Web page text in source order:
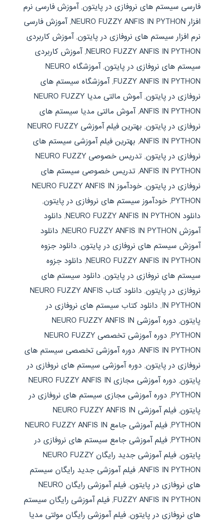
فارسی سیستم های نروفازی در پایتون,آموزش فارسی نرم
افزار NEURO FUZZY ANFIS IN PYTHON
,آموزش فارسی
نرم افزار سیستم های نروفازی در پایتون,آموزش کاربردی
NEURO FUZZY ANFIS IN PYTHON
,آموزش کاربردی
سیستم های نروفازی در پایتون,
آموزشگاه NEURO
FUZZY ANFIS IN PYTHON
,آموزشگاه سیستم های
نروفازی در پایتون,
آموش مالتی مدیا NEURO FUZZY
ANFIS IN PYTHON
,آموش مالتی مدیا سیستم های
نروفازی در پایتون,
بهترین فیلم آموزشی NEURO FUZZY
ANFIS IN PYTHON
, بهترین فیلم آموزشی سیستم های
نروفازی در پایتون,
تدریس خصوصی NEURO FUZZY
ANFIS IN PYTHON
, تدریس خصوصی سیستم های
نروفازی در پایتون,
خودآموز NEURO FUZZY ANFIS IN
PYTHON
, خودآموز سیستم های نروفازی در پایتون,
دانلود NEURO FUZZY ANFIS IN PYTHON
, دانلود
آموزش NEURO FUZZY ANFIS IN PYTHON
, دانلود
آموزش سیستم های نروفازی در پایتون, دانلود جزوه
NEURO FUZZY ANFIS IN PYTHON
, دانلود جزوه
سیستم های نروفازی در پایتون, دانلود سیستم های
نروفازی در پایتون,
دانلود کتاب NEURO FUZZY ANFIS
IN PYTHON
, دانلود کتاب سیستم های نروفازی در
پایتون,
دوره آموزشی NEURO FUZZY ANFIS IN
PYTHON
,
دوره آموزشی تخصصی NEURO FUZZY
ANFIS IN PYTHON
, دوره آموزشی تخصصی سیستم های
نروفازی در پایتون, دوره آموزشی سیستم های نروفازی در
پایتون,
دوره آموزشی مجازی NEURO FUZZY ANFIS IN
PYTHON
, دوره آموزشی مجازی سیستم های نروفازی در
پایتون,
فیلم آموزشی NEURO FUZZY ANFIS IN
PYTHON
,
فیلم آموزشی جامع NEURO FUZZY ANFIS IN
PYTHON
, فیلم آموزشی جامع سیستم های نروفازی در
پایتون,
فیلم آموزشی جدید رایگان NEURO FUZZY
ANFIS IN PYTHON
, فیلم آموزشی جدید رایگان سیستم
های نروفازی در پایتون,
فیلم آموزشی رایگان NEURO
FUZZY ANFIS IN PYTHON
, فیلم آموزشی رایگان سیستم
های نروفازی در پایتون, فیلم آموزشی رایگان مولتی مدیا